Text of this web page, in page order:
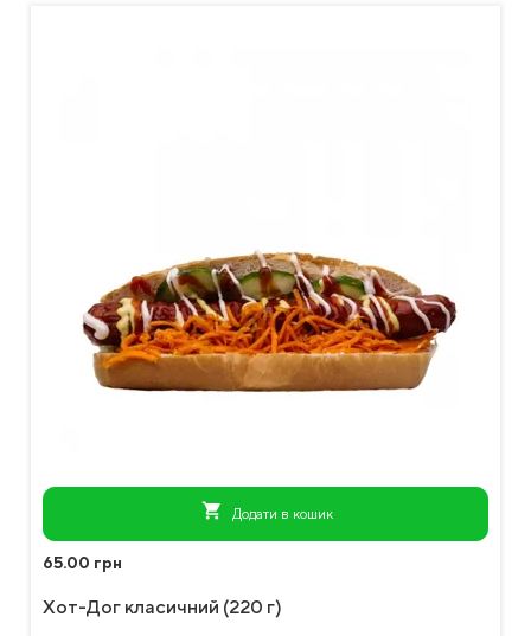
shopping_cart Додати в кошик
65.00 грн
Хот-Дог класичний (220 г)